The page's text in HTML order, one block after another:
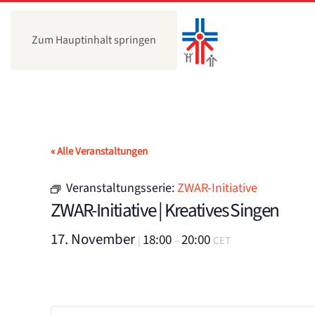
Zum Hauptinhalt springen
« Alle Veranstaltungen
Veranstaltungsserie:ZWAR-Initiative
ZWAR-Initiative | Kreatives Singen
17. November| 18:00 –20:00 CET